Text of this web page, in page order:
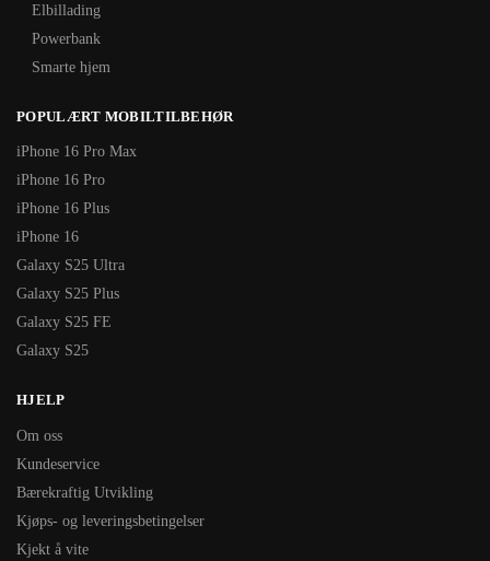
Elbillading
Powerbank
Smarte hjem
POPULÆRT MOBILTILBEHØR
iPhone 16 Pro Max
iPhone 16 Pro
iPhone 16 Plus
iPhone 16
Galaxy S25 Ultra
Galaxy S25 Plus
Galaxy S25 FE
Galaxy S25
HJELP
Om oss
Kundeservice
Bærekraftig Utvikling
Kjøps- og leveringsbetingelser
Kjekt å vite